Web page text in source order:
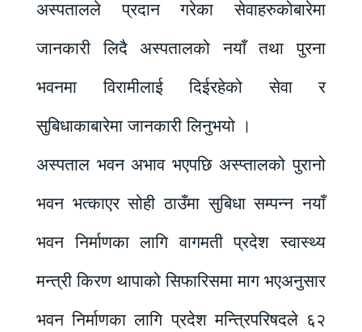
अस्पतालले प्रदान गरेका सेवाहरुकोबारेमा
जानकारी लिदै अस्पतालको नयाँ तथा पुरना
भवनमा विरामीलाई दिईरहेको सेवा र
सुबिधाकाबारेमा जानकारी लिनुभयो ।
अस्पताल भवन अभाव भएपछि अस्प्तालको पुरानो
भवन भत्काएर सोही ठाउँमा सुबिधा सम्पन्न नयाँ
भवन निर्माणका लागि वागमती प्रदेश स्वास्थ्य
मन्त्री किरण थापाको सिफारिसमा माग भएअनुसार
भवन निर्माणका लागि प्रदेश मन्त्रिपरिषदले ६२